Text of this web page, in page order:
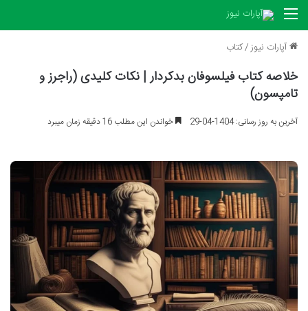
منو
آپارات نیوز/کتاب
خلاصه کتاب فیلسوفان بدکردار | نکات کلیدی (راجرز و
تامپسون)
آخرین به روز رسانی: 1404-04-29 خواندن این مطلب 16 دقیقه زمان میبرد